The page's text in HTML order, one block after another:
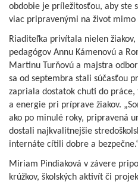
obdobie je príležitosťou, aby ste
viac pripravenými na život mimo
Riaditeľka privítala nielen
pedagógov Annu Kámenovú a
Martinu Turňovú a majstra
sa od septembra stali súčasťou
zapriala dostatok chuti do
a energie pri príprave žiakov.
ako po minulé roky, pripravená
dostali najkvalitnejšie
internáte cítili dobre a
Miriam Pindiaková v závere
krúžkov, školských aktivít či